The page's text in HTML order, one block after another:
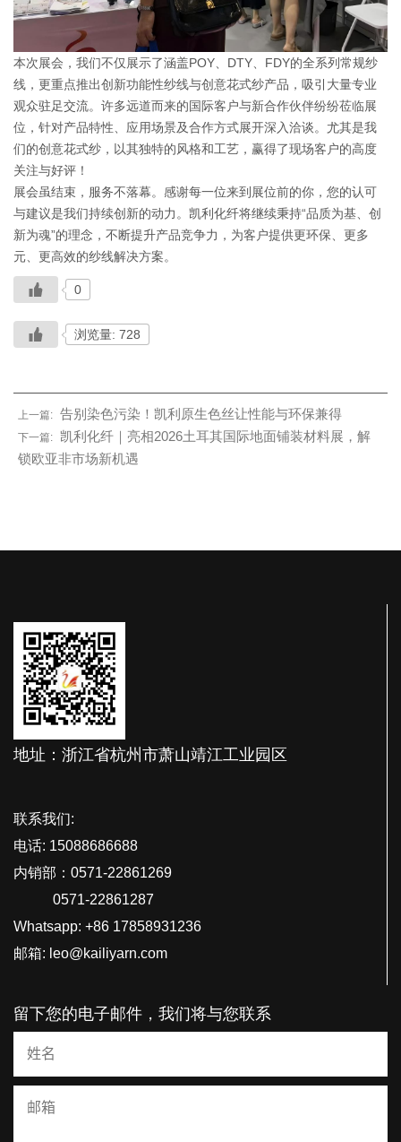
本次展会，我们不仅展示了涵盖POY、DTY、FDY的全系列常规纱
线，更重点推出创新功能性纱线与创意花式纱产品，吸引大量专业
观众驻足交流。许多远道而来的国际客户与新合作伙伴纷纷莅临展
位，针对产品特性、应用场景及合作方式展开深入洽谈。尤其是我
们的创意花式纱，以其独特的风格和工艺，赢得了现场客户的高度
关注与好评！
展会虽结束，服务不落幕。感谢每一位来到展位前的你，您的认可
与建议是我们持续创新的动力。凯利化纤将继续秉持“品质为基、创
新为魂”的理念，不断提升产品竞争力，为客户提供更环保、更多
元、更高效的纱线解决方案。
0
浏览量: 728
上一篇: 告别染色污染！凯利原生色丝让性能与环保兼得
下一篇: 凯利化纤｜亮相2026土耳其国际地面铺装材料展，解
锁欧亚非市场新机遇
地址：浙江省杭州市萧山靖江工业园区
联系我们:
电话: 15088686688
内销部：0571-22861269
0571-22861287
Whatsapp: +86 17858931236
邮箱: leo@kailiyarn.com
留下您的电子邮件，我们将与您联系